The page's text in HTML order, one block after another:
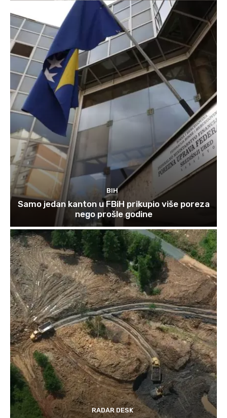
BIH
Samo jedan kanton u FBiH prikupio više poreza
nego prošle godine
RADAR DESK